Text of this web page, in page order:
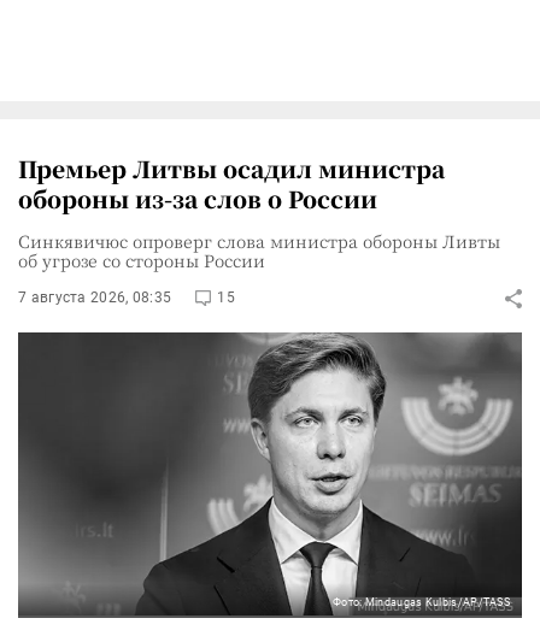
Премьер Литвы осадил министра
обороны из-за слов о России
Синкявичюс опроверг слова министра обороны Ливты
об угрозе со стороны России
7 августа 2026, 08:35 15
Фото: Mindaugas Kulbis/AP/TASS